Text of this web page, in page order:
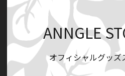
ANNGLE
オフィシャルグッズ